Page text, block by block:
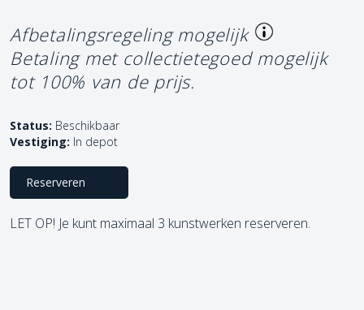
Afbetalingsregeling mogelijk
Betaling met collectietegoed mogelijk
tot 100% van de prijs.
Status: Beschikbaar
Vestiging: In depot
Reserveren
LET OP! Je kunt maximaal 3 kunstwerken reserveren.